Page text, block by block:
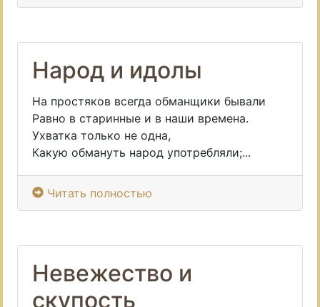
Народ и идолы
На простяков всегда обманщики бывали
Равно в старинные и в наши времена.
Ухватка только не одна,
Какую обмануть народ употребляли;...
Читать полностью
Невежество и
скупость